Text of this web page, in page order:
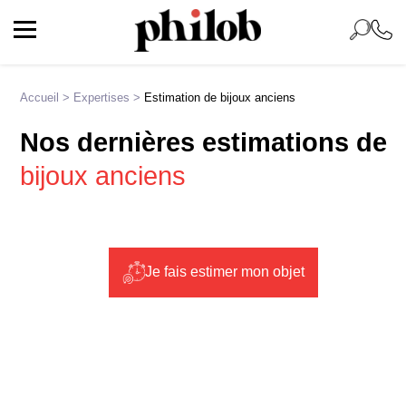
Accueil > Expertises > Estimation de bijoux anciens
Nos dernières estimations de
bijoux anciens
Je fais estimer mon objet